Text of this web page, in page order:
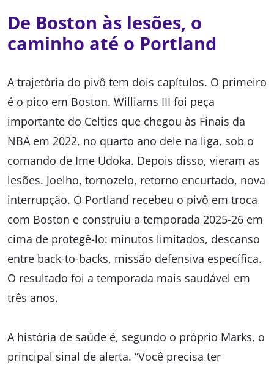
De Boston às lesões, o
caminho até o Portland
A trajetória do pivô tem dois capítulos. O primeiro
é o pico em Boston. Williams III foi peça
importante do Celtics que chegou às Finais da
NBA em 2022, no quarto ano dele na liga, sob o
comando de Ime Udoka. Depois disso, vieram as
lesões. Joelho, tornozelo, retorno encurtado, nova
interrupção. O Portland recebeu o pivô em troca
com Boston e construiu a temporada 2025-26 em
cima de protegê-lo: minutos limitados, descanso
entre back-to-backs, missão defensiva específica.
O resultado foi a temporada mais saudável em
três anos.
A história de saúde é, segundo o próprio Marks, o
principal sinal de alerta. “Você precisa ter